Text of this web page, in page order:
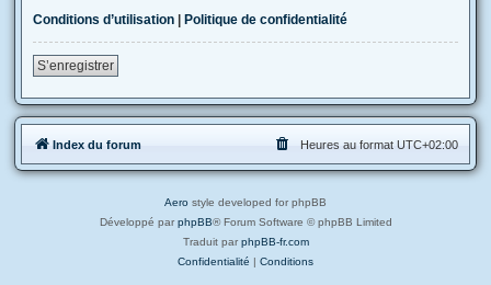
Conditions d’utilisation | Politique de confidentialité
S’enregistrer
Index du forum Heures au format UTC+02:00
Aero style developed for phpBB
Développé par phpBB® Forum Software © phpBB Limited
Traduit par phpBB-fr.com
Confidentialité | Conditions